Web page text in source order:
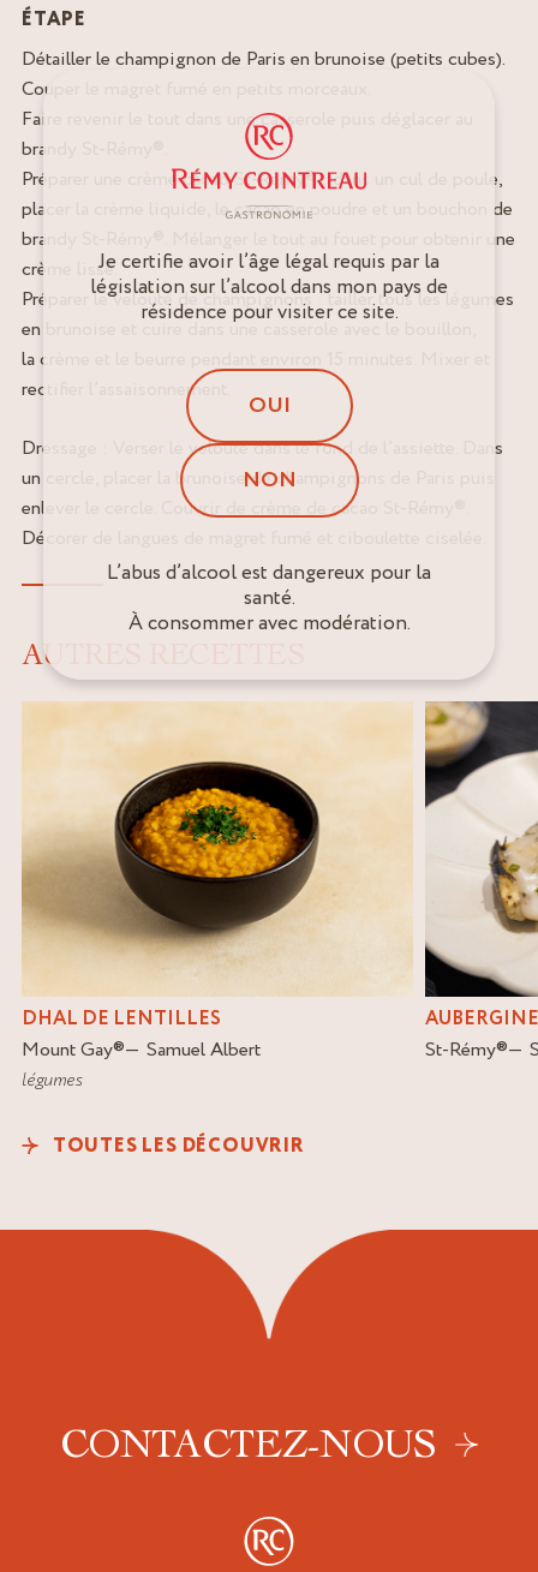
ÉTAPE
Détailler le champignon de Paris en brunoise (petits cubes).
Couper le magret fumé en petits morceaux.
Faire revenir le tout dans une casserole puis déglacer au
brandy St-Rémy®.
Préparer une crème cacao St-Rémy® : dans un cul de poule,
placer la crème liquide, le cacao en poudre et un bouchon de
brandy St-Rémy®. Mélanger le tout au fouet pour obtenir une
crème lisse.
Préparer le velouté de champignons : tailler tous les légumes
en brunoise et cuire dans une casserole avec le bouillon,
la crème et le beurre pendant environ 15 minutes. Mixer et
rectifier l’assaisonnement.
Dressage : Verser le velouté dans le fond de l’assiette. Dans
un cercle, placer la brunoise de champignons de Paris puis
enlever le cercle. Couvrir de crème de cacao St-Rémy®.
Décorer de langues de magret fumé et ciboulette ciselée.
AUTRES RECETTES
DHAL DE LENTILLES
Mount Gay®
Samuel Albert
légumes
St-Rémy®
TOUTES LES DÉCOUVRIR
CONTACTEZ-NOUS
Je certifie avoir l’âge légal requis par la
législation sur l’alcool dans mon pays de
résidence pour visiter ce site.
OUI
NON
L’abus d’alcool est dangereux pour la
santé.
À consommer avec modération.